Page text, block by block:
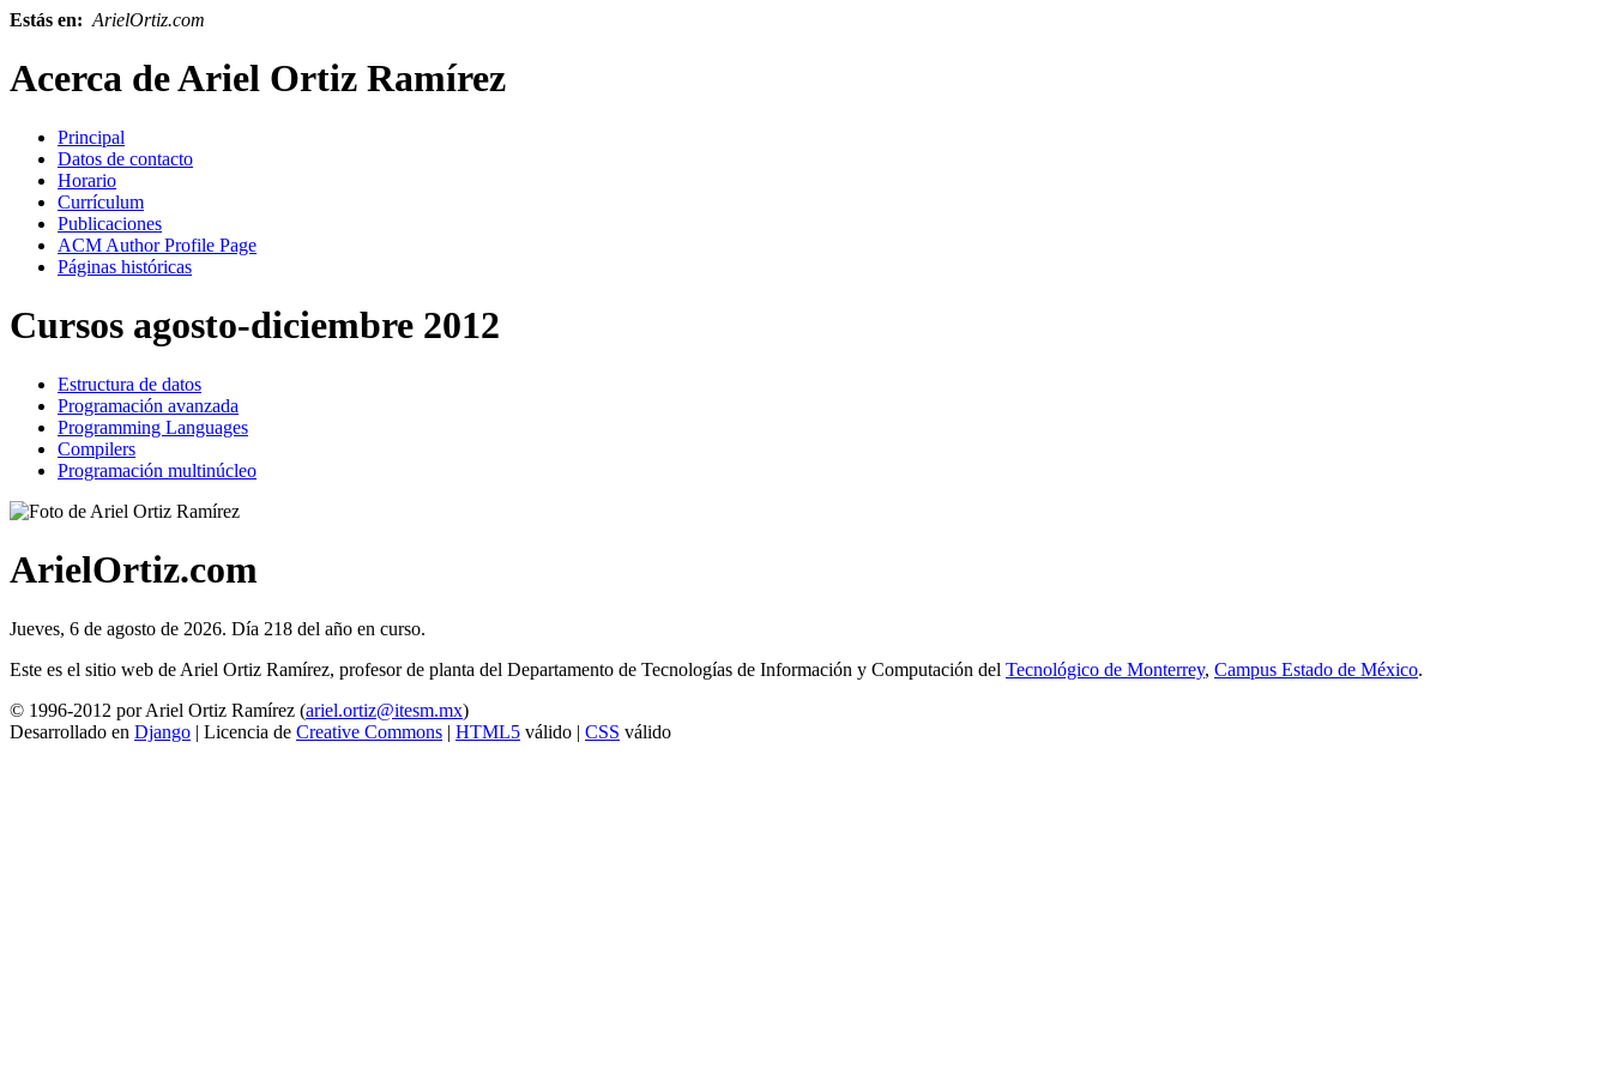
Estás en: ArielOrtiz.com
Acerca de Ariel Ortiz Ramírez
Principal
Datos de contacto
Horario
Currículum
Publicaciones
ACM Author Profile Page
Páginas históricas
Cursos agosto-diciembre 2012
Estructura de datos
Programación avanzada
Programming Languages
Compilers
Programación multinúcleo
ArielOrtiz.com
Jueves, 6 de agosto de 2026. Día 218 del año en curso.
Este es el sitio web de Ariel Ortiz Ramírez, profesor de planta del Departamento de Tecnologías de Información y Computación del Tecnológico de Monterrey, Campus Estado de México.
© 1996-2012 por Ariel Ortiz Ramírez (ariel.ortiz@itesm.mx)
Desarrollado en Django | Licencia de Creative Commons | HTML5 válido | CSS válido